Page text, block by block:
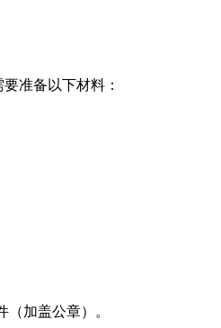
准备以下材料：
加盖公章）。